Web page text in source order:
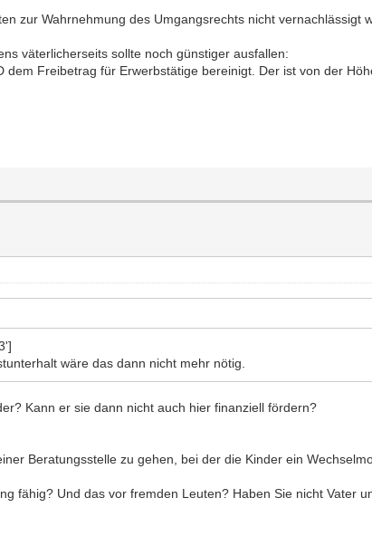
zur Wahrnehmung des Umgangsrechts nicht vernachlässigt
väterlicherseits sollte noch günstiger ausfallen:
Freibetrag für Erwerbstätige bereinigt. Der ist von der
wäre das dann nicht mehr nötig.
Kann er sie dann nicht auch hier finanziell fördern?
Beratungsstelle zu gehen, bei der die Kinder ein
fähig? Und das vor fremden Leuten? Haben Sie nicht Vater